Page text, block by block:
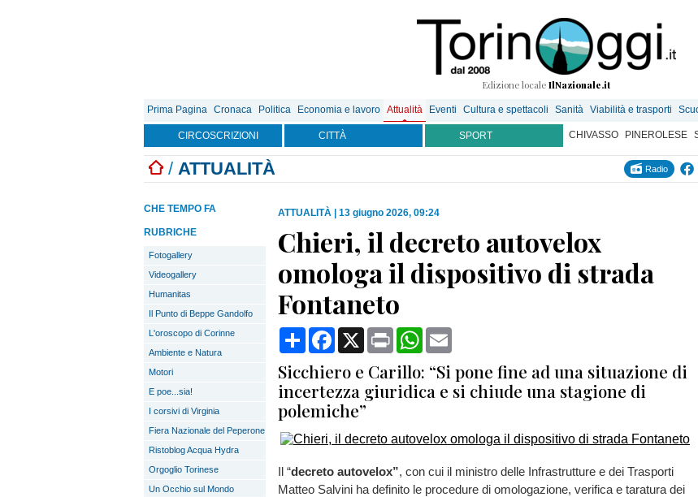
Edizione locale IlNazionale.it
Prima Pagina Cronaca Politica Economia e lavoro Attualità Eventi Cultura e spettacoli Sanità Viabilità e trasporti
CIRCOSCRIZIONI CITTÀ SPORT CHIVASSO PINEROLESE
/ ATTUALITÀ Radio
CHE TEMPO FA
RUBRICHE
Fotogallery
Videogallery
Humanitas
Il Punto di Beppe Gandolfo
L'oroscopo di Corinne
Ambiente e Natura
Motori
E poe...sia!
I corsivi di Virginia
Fiera Nazionale del Peperone
Ristoblog Acqua Hydra
Orgoglio Torinese
Un Occhio sul Mondo
ATTUALITÀ 13 giugno 2026, 09:24
Chieri, il decreto autovelox
omologa il dispositivo di strada
Fontaneto
CondividiFacebook
X Print WhatsApp
Sicchiero e Carillo: “Si pone fine ad una situazione di
incertezza giuridica e si chiude una stagione di
polemiche”
Il “decreto autovelox”, con cui il ministro delle Infrastrutture e dei Trasporti
Matteo Salvini ha definito le procedure di omologazione, verifica e taratura dei